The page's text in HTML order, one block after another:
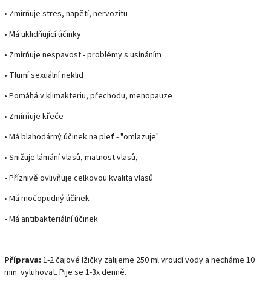
• Zmírňuje stres, napětí, nervozitu
• Má uklidňující účinky
• Zmírňuje nespavost - problémy s usínáním
• Tlumí sexuální neklid
• Pomáhá v klimakteriu, přechodu, menopauze
• Zmírňuje křeče
• Má blahodárný účinek na pleť - "omlazuje"
• Snižuje lámání vlasů, matnost vlasů,
• Příznivě ovlivňuje celkovou kvalita vlasů
• Má močopudný účinek
• Má antibakteriální účinek
Příprava: 1-2 čajové lžičky zalijeme 250 ml vroucí vody a necháme 10
min. vyluhovat. Pije se 1-3x denně.